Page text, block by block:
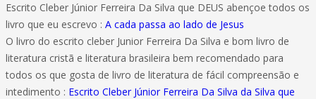
Escrito Cleber Júnior Ferreira Da Silva que DEUS abençoe todos os
livro que eu escrevo : A cada passa ao lado de Jesus
O livro do escrito cleber Junior Ferreira Da Silva e bom livro de
literatura cristã e literatura brasileira bem recomendado para
todos os que gosta de livro de literatura de fácil compreensão e
intedimento : Escrito Cleber Júnior Ferreira Da Silva da Silva que